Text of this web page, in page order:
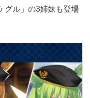
グル」の3姉妹も登場